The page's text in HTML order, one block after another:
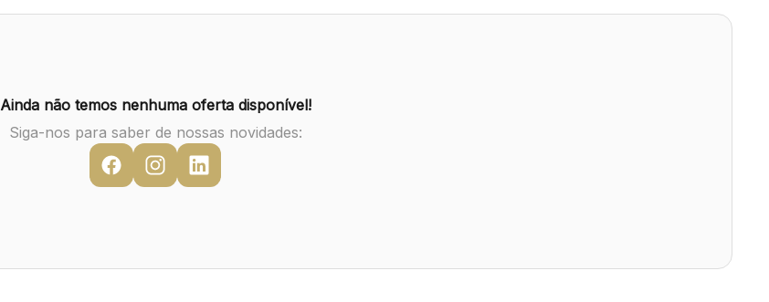
Ainda não temos nenhuma oferta disponível!
Siga-nos para saber de nossas novidades: